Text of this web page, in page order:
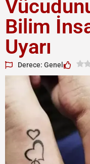
Bilim
Uyarı
Derece: Genel